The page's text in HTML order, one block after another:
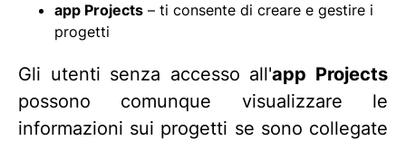
app Projects – ti consente di creare e gestire i
progetti
Gli utenti senza accesso all'app Projects
possono comunque visualizzare le
informazioni sui progetti se sono collegate